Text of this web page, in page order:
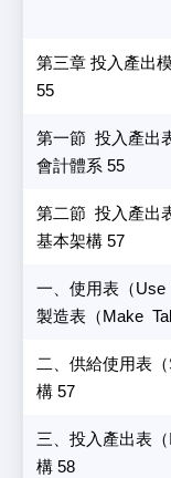
第三章 投入產出
55
第一節 投入產出
會計體系 55
第二節 投入產出
基本架構 57
一、使用表（Use
製造表（Make
二、供給使用表
構 57
三、投入產出表
構 58